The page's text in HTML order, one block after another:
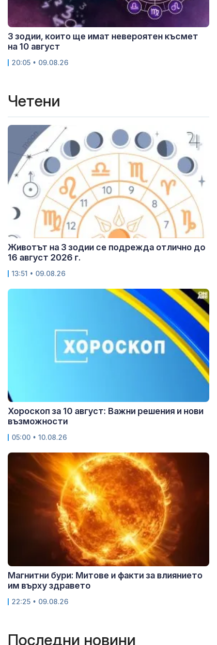
3 зодии, които ще имат невероятен късмет
на 10 август
20:05 • 09.08.26
Четени
Животът на 3 зодии се подрежда отлично до
16 август 2026 г.
13:51 • 09.08.26
Хороскоп за 10 август: Важни решения и нови
възможности
05:00 • 10.08.26
Магнитни бури: Митове и факти за влиянието
им върху здравето
22:25 • 09.08.26
Последни новини